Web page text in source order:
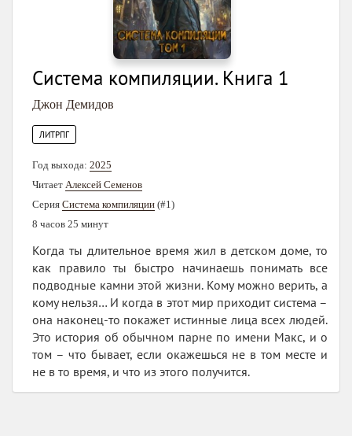
Система компиляции. Книга 1
Джон Демидов
ЛИТРПГ
Год выхода: 2025
Читает Алексей Семенов
Серия Система компиляции (#1)
8 часов 25 минут
Когда ты длительное время жил в детском доме, то
как правило ты быстро начинаешь понимать все
подводные камни этой жизни. Кому можно верить, а
кому нельзя… И когда в этот мир приходит система –
она наконец-то покажет истинные лица всех людей.
Это история об обычном парне по имени Макс, и о
том – что бывает, если окажешься не в том месте и
не в то время, и что из этого получится.